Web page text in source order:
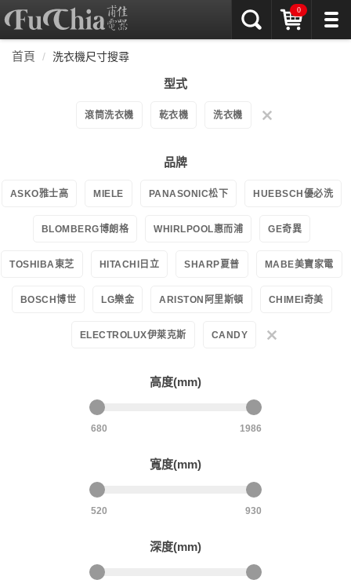
0
首頁 洗衣機尺寸搜尋
型式
滾筒洗衣機 乾衣機 洗衣機
品牌
ASKO雅士高 MIELE PANASONIC松下 HUEBSCH優必洗
BLOMBERG博朗格 WHIRLPOOL惠而浦 GE奇異
TOSHIBA東芝 HITACHI日立 SHARP夏普 MABE美寶家電
BOSCH博世 LG樂金 ARISTON阿里斯頓 CHIMEI奇美
ELECTROLUX伊萊克斯 CANDY
高度(mm)
680 1986
寬度(mm)
520 930
深度(mm)